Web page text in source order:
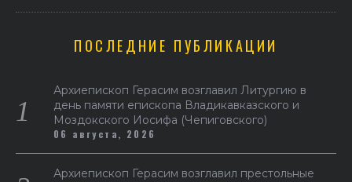
ПОСЛЕДНИЕ ПУБЛИКАЦИИ
Архиепископ Герасим возглавил Литургию в
день памяти епископа Владикавказского и
Моздокского Иосифа (Чепиговского)
06 августа, 2026
Архиепископ Герасим возглавил престольные